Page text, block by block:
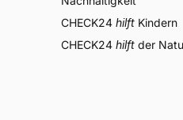
CHECK24 hilft Kindern
CHECK24 hilft der